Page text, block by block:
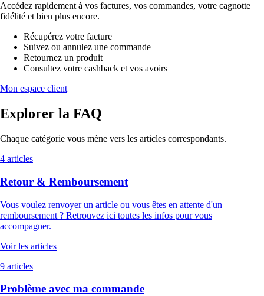
Accédez rapidement à vos factures, vos commandes, votre cagnotte
fidélité et bien plus encore.
Récupérez votre facture
Suivez ou annulez une commande
Retournez un produit
Consultez votre cashback et vos avoirs
Mon espace client
Explorer la FAQ
Chaque catégorie vous mène vers les articles correspondants.
4 articles
Retour & Remboursement
Vous voulez renvoyer un article ou vous êtes en attente d'un
remboursement ? Retrouvez ici toutes les infos pour vous
accompagner.
Voir les articles
9 articles
Problème avec ma commande